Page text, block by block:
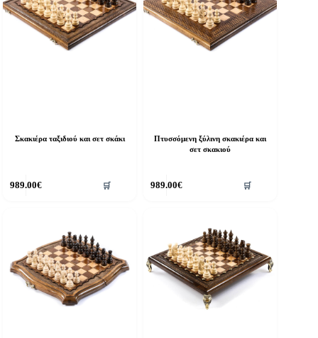
Σκακιέρα ταξιδιού και σετ σκάκι
989.00€ 🛒
Πτυσσόμενη ξύλινη σκακιέρα και
σετ σκακιού
989.00€ 🛒